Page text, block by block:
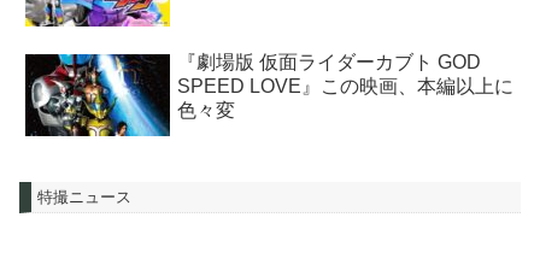
『劇場版 仮面ライダーカブト GOD
SPEED LOVE』この映画、本編以上に
色々変
特撮ニュース